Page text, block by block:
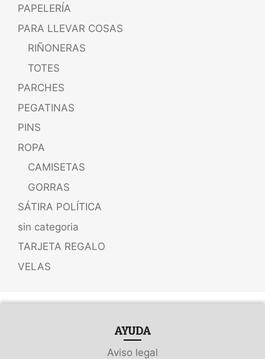
PAPELERÍA
PARA LLEVAR COSAS
RIÑONERAS
TOTES
PARCHES
PEGATINAS
PINS
ROPA
CAMISETAS
GORRAS
SÁTIRA POLÍTICA
sin categoria
TARJETA REGALO
VELAS
AYUDA
Aviso legal